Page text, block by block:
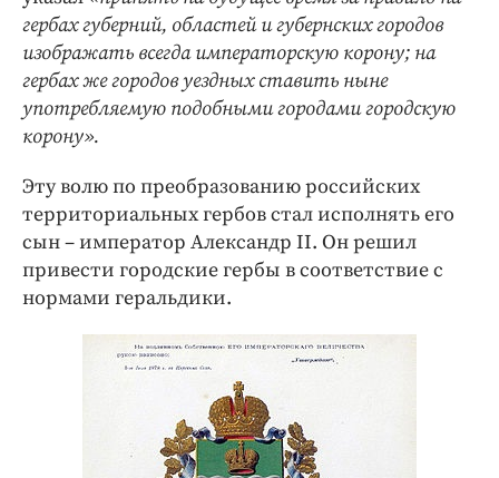
гербах губерний, областей и губернских городов
изображать всегда императорскую корону; на
гербах же городов уездных ставить ныне
употребляемую подобными городами городскую
корону».
Эту волю по преобразованию российских
территориальных гербов стал исполнять его
сын – император Александр II. Он решил
привести городские гербы в соответствие с
нормами геральдики.